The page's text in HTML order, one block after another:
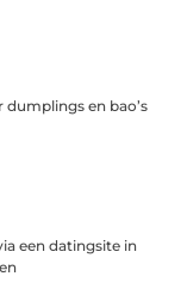
en bao’s
een datingsite in